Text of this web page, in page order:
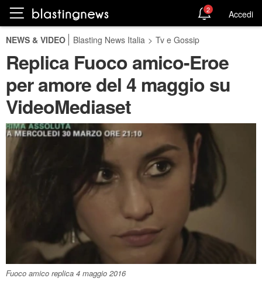
2 Accedi
NEWS & VIDEO Blasting News Italia > Tv e Gossip
Replica Fuoco amico-Eroe
per amore del 4 maggio su
VideoMediaset
Fuoco amico replica 4 maggio 2016